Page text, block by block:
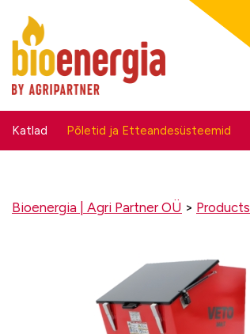
Katlad Põletid ja Etteandesüsteemid
Bioenergia | Agri Partner OÜ > Products